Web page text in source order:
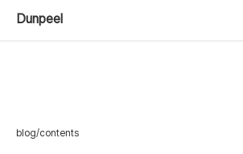
Dunpeel
blog/contents